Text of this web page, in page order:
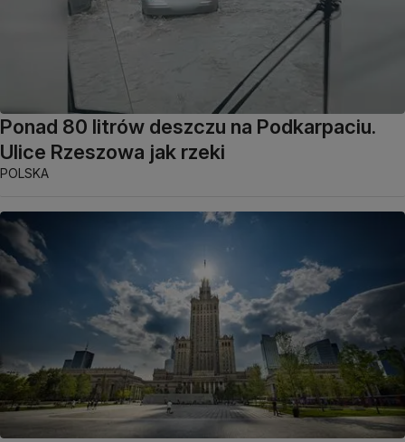
Ponad 80 litrów deszczu na Podkarpaciu.
Ulice Rzeszowa jak rzeki
POLSKA